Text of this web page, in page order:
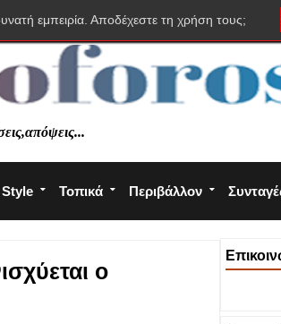
Τοπικά Περιβάλλον
ο
εμπειρία. Αποδέχεστε τη χρήση τους;